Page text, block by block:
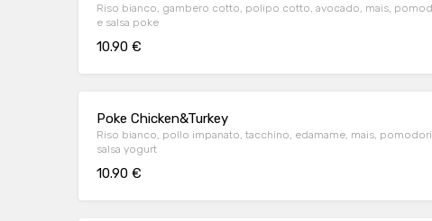
Riso bianco, gambero cotto, polipo cotto, avocado, mais,
e salsa poke
10.90 €
Poke Chicken&Turkey
Riso bianco, pollo impanato, tacchino, edamame, mais,
salsa yogurt
10.90 €